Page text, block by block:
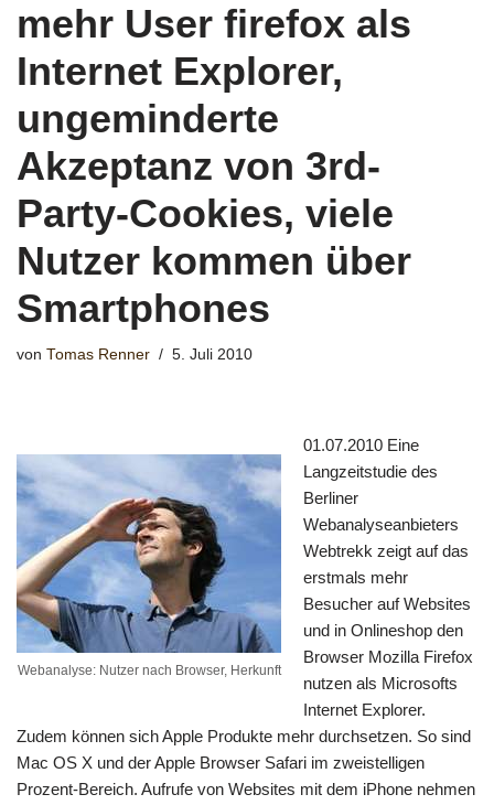
mehr User firefox als
Internet Explorer,
ungeminderte
Akzeptanz von 3rd-
Party-Cookies, viele
Nutzer kommen über
Smartphones
von Tomas Renner 5. Juli 2010
Webanalyse: Nutzer nach Browser, Herkunft
01.07.2010 Eine
Langzeitstudie des
Berliner
Webanalyseanbieters
Webtrekk zeigt auf das
erstmals mehr
Besucher auf Websites
und in Onlineshop den
Browser Mozilla Firefox
nutzen als Microsofts
Internet Explorer.
Zudem können sich Apple Produkte mehr durchsetzen. So sind
Mac OS X und der Apple Browser Safari im zweistelligen
Prozent-Bereich. Aufrufe von Websites mit dem iPhone nehmen